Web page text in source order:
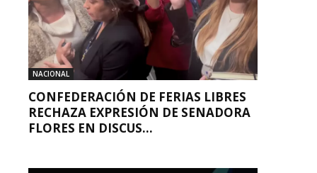
NACIONAL
CONFEDERACIÓN DE FERIAS LIBRES
RECHAZA EXPRESIÓN DE SENADORA
FLORES EN DISCUS...